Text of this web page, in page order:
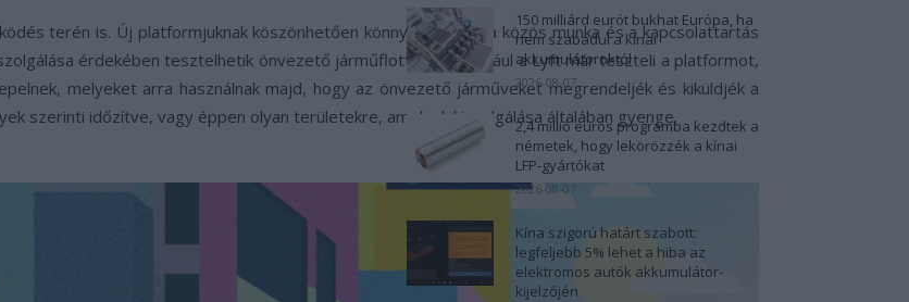
terén is. Új platformjuknak köszönhetően könnyebbé válik a közös munka és a kapcsolattartás
érdekében tesztelhetik önvezető járműflottánkat. Például a Lyft már teszteli a platformot,
melyeket arra használnak majd, hogy az önvezető járműveket megrendeljék és kiküldjék a
szerinti időzítve, vagy éppen olyan területekre, amelyek kiszolgálása általában gyenge.
150 milliárd eurót bukhat Európa, ha
nem szabadul a kínai
akkumulátoroktól
2026-08-07
2,4 millió eurós programba kezdtek a
németek, hogy lekörözzék a kínai
LFP-gyártókat
2026-08-07
Kína szigorú határt szabott:
legfeljebb 5% lehet a hiba az
elektromos autók akkumulátor-
kijelzőjén